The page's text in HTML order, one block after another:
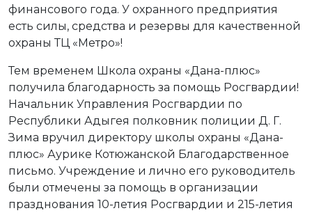
финансового года. У охранного предприятия
есть силы, средства и резервы для качественной
охраны ТЦ «Метро»!
Тем временем Школа охраны «Дана-плюс»
получила благодарность за помощь Росгвардии!
Начальник Управления Росгвардии по
Республики Адыгея полковник полиции Д. Г.
Зима вручил директору школы охраны «Дана-
плюс» Аурике Котюжанской Благодарственное
письмо. Учреждение и лично его руководитель
были отмечены за помощь в организации
празднования 10-летия Росгвардии и 215-летия